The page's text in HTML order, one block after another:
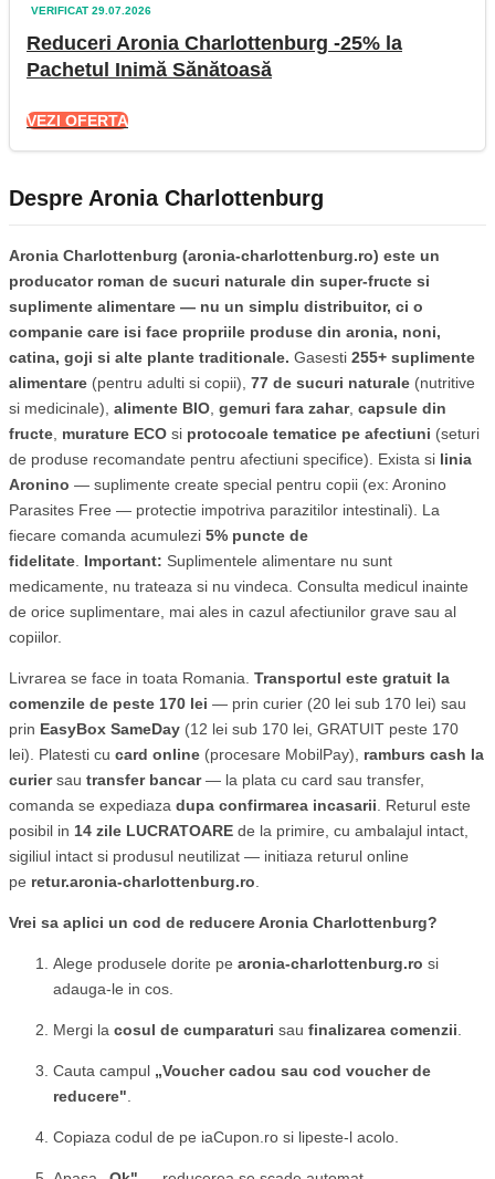
VERIFICAT 29.07.2026
Reduceri Aronia Charlottenburg -25% la
Pachetul Inimă Sănătoasă
VEZI OFERTA
Despre Aronia Charlottenburg
Aronia Charlottenburg (aronia-charlottenburg.ro) este un
producator roman de sucuri naturale din super-fructe si
suplimente alimentare — nu un simplu distribuitor, ci o
companie care isi face propriile produse din aronia, noni,
catina, goji si alte plante traditionale. Gasesti 255+ suplimente
alimentare (pentru adulti si copii), 77 de sucuri naturale (nutritive
si medicinale), alimente BIO, gemuri fara zahar, capsule din
fructe, murature ECO si protocoale tematice pe afectiuni (seturi
de produse recomandate pentru afectiuni specifice). Exista si linia
Aronino — suplimente create special pentru copii (ex: Aronino
Parasites Free — protectie impotriva parazitilor intestinali). La
fiecare comanda acumulezi 5% puncte de
fidelitate. Important: Suplimentele alimentare nu sunt
medicamente, nu trateaza si nu vindeca. Consulta medicul inainte
de orice suplimentare, mai ales in cazul afectiunilor grave sau al
copiilor.
Livrarea se face in toata Romania. Transportul este gratuit la
comenzile de peste 170 lei — prin curier (20 lei sub 170 lei) sau
prin EasyBox SameDay (12 lei sub 170 lei, GRATUIT peste 170
lei). Platesti cu card online (procesare MobilPay), ramburs cash la
curiersau transfer bancar— la plata cu card sau transfer,
comanda se expediaza dupa confirmarea incasarii. Returul este
posibil in 14 zile LUCRATOARE de la primire, cu ambalajul intact,
sigiliul intact si produsul neutilizat — initiaza returul online
pe retur.aronia-charlottenburg.ro.
Vrei sa aplici un cod de reducere Aronia Charlottenburg?
Alege produsele dorite pe aronia-charlottenburg.ro si
adauga-le in cos.
Mergi la cosul de cumparaturi sau finalizarea comenzii.
Cauta campul „Voucher cadou sau cod voucher de
reducere".
Copiaza codul de pe iaCupon.ro si lipeste-l acolo.